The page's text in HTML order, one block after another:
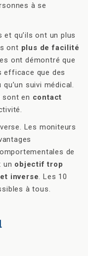
à se
qu’ils ont un plus
ont plus de facilité
ont démontré que
efficace que des
suivi médical.
sont en contact
Les moniteurs
de
un objectif trop
inverse . Les 10
à tous.